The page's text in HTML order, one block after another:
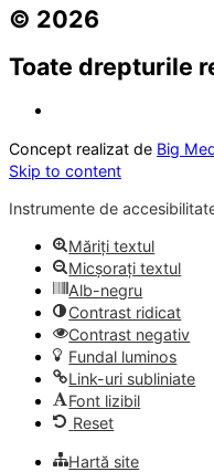
© 2026
Toate drepturile
Concept realizat de Big
Skip to content
Instrumente de
Măriți textul
Micșorați textul
Alb-negru
Contrast ridicat
Contrast negativ
Fundal luminos
Link-uri subliniate
Font lizibil
Reset
Hartă site